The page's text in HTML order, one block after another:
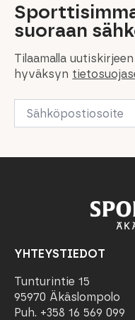
suoraan
Tilaamalla uutiskirjeen
hyväksyn
Email
YHTEYSTIEDOT
Tunturintie 15
95970 Äkäslompolo
Puh. +358 16 569 099